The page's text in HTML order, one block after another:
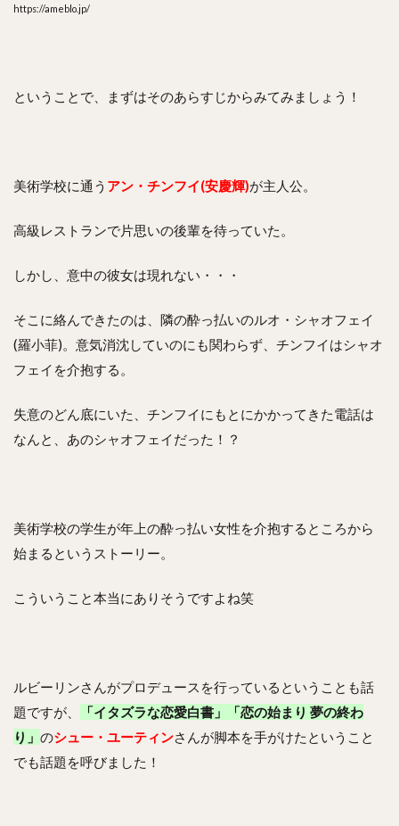
https://ameblo.jp/
ということで、まずはそのあらすじからみてみましょう！
美術学校に通う アン・チンフイ(安慶輝)が主人公。
高級レストランで片思いの後輩を待っていた。
しかし、意中の彼女は現れない・・・
そこに絡んできたのは、隣の酔っ払いのルオ・シャオフェイ
(羅小菲)。意気消沈していのにも関わらず、チンフイはシャオ
フェイを介抱する。
失意のどん底にいた、チンフイにもとにかかってきた電話は
なんと、あのシャオフェイだった！？
美術学校の学生が年上の酔っ払い女性を介抱するところから
始まるというストーリー。
こういうこと本当にありそうですよね笑
ルビーリンさんがプロデュースを行っているということも話
題ですが、
「イタズラな恋愛白書」「恋の始まり 夢の終わ
り」 のシュー・ユーティンさんが脚本を手がけたということ
でも話題を呼びました！